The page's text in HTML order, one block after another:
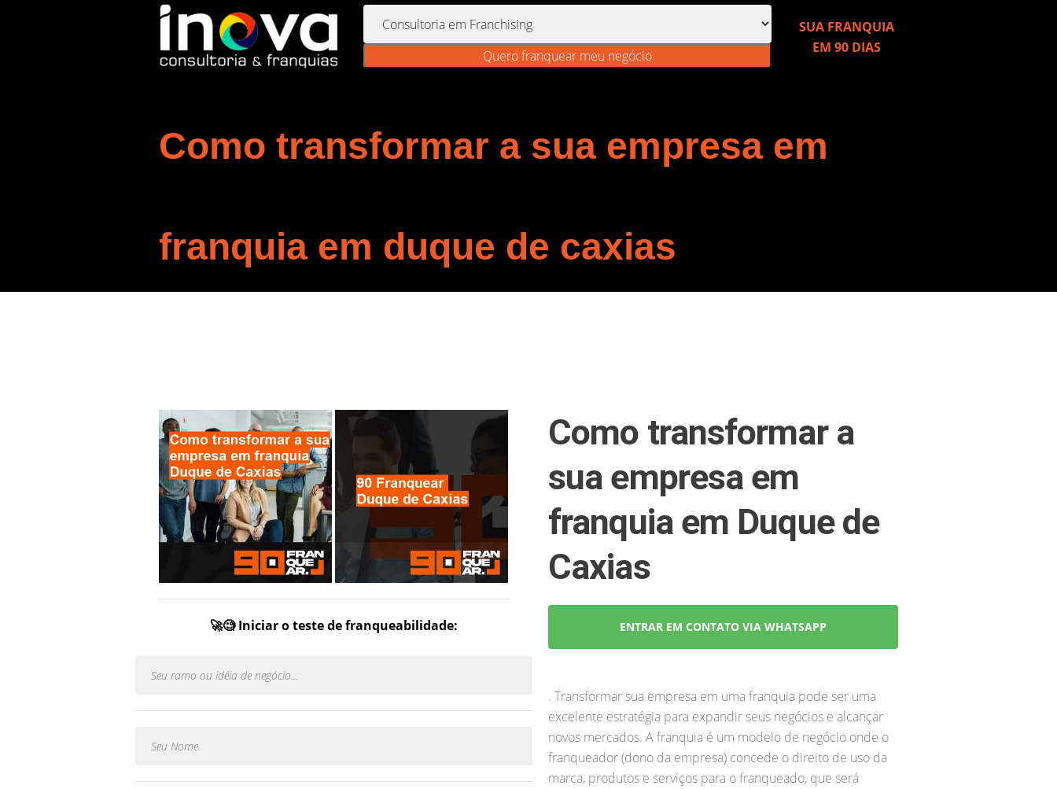
Quero franquear meu negócio
SUA FRANQUIA
EM 90 DIAS
Como transformar a sua empresa em
franquia em duque de caxias
🚀🧐 Iniciar o teste de franqueabilidade:
Como transformar a
sua empresa em
franquia em Duque de
Caxias
ENTRAR EM CONTATO VIA WHATSAPP
. Transformar sua empresa em uma franquia pode ser uma
excelente estratégia para expandir seus negócios e alcançar
novos mercados. A franquia é um modelo de negócio onde o
franqueador (dono da empresa) concede o direito de uso da
marca, produtos e serviços para o franqueado, que será